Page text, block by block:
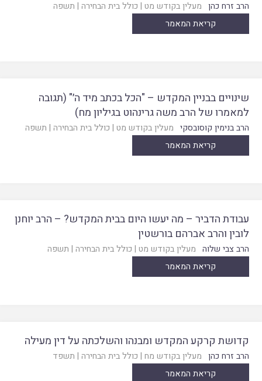
הרב זרח כהן מעלין בקודש מט | כולל בית הבחירה | תשפה
קריאת המאמר
שינויים בבניין המקדש – "הכל בכתב מיד ה׳" (תגובה
למאמרו של הרב משה גרינהוט בגיליון מח)
הרב בנימין קוסובסקי מעלין בקודש מט | כולל בית הבחירה | תשפה
קריאת המאמר
עבודת הדביר – מה יעשו היום בבית המקדש? – הרב יוחנן
לובין והרב אברהם בורשטין
הרב צבי שלוה מעלין בקודש מט | כולל בית הבחירה | תשפה
קריאת המאמר
קדושת קרקע המקדש ומבנהו והשלכתה על דין מעילה
הרב זרח כהן מעלין בקודש מח | כולל בית הבחירה | תשפד
קריאת המאמר